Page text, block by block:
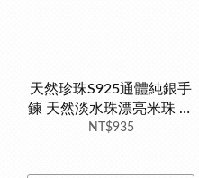
天然珍珠S925通體純銀手
鍊 天然淡水珠漂亮米珠 珠
光美珍珠手鍊 銀樓銀飾
NT$935